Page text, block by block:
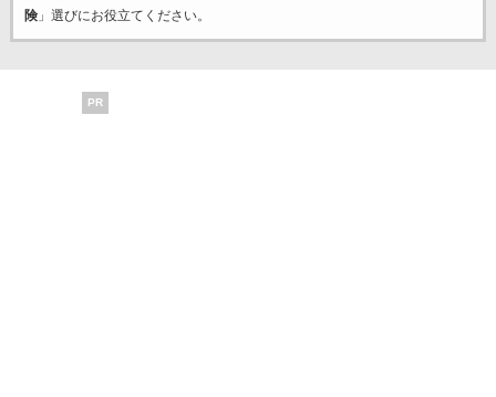
険」選びにお役立てください。
PR